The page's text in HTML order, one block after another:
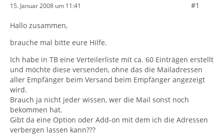
15. Januar 2008 um 11:41 #1
Hallo zusammen,
brauche mal bitte eure Hilfe.
Ich habe in TB eine Verteilerliste mit ca. 60 Einträgen erstellt
und möchte diese versenden, ohne das die Mailadressen
aller Empfänger beim Versand beim Empfänger angezeigt
wird.
Brauch ja nicht jeder wissen, wer die Mail sonst noch
bekommen hat.
Gibt da eine Option oder Add-on mit dem ich die Adressen
verbergen lassen kann???